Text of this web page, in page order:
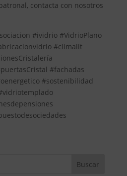
contacta con nosotros
#ividrio #VidrioPlano
#climalit
#fachadas
#sostenibilidad